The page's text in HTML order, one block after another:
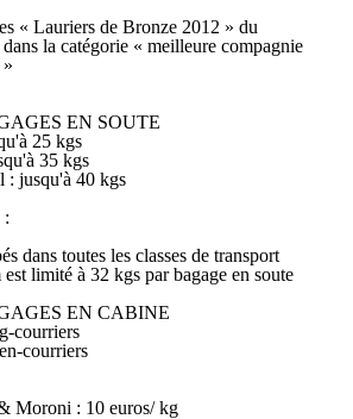
« Lauriers de Bronze 2012 » du
la catégorie « meilleure compagnie
EN SOUTE
25 kgs
35 kgs
: jusqu'à 40 kgs
:
dans toutes les classes de transport
limité à 32 kgs par bagage en soute
EN CABINE
courriers
courriers
Moroni : 10 euros/ kg